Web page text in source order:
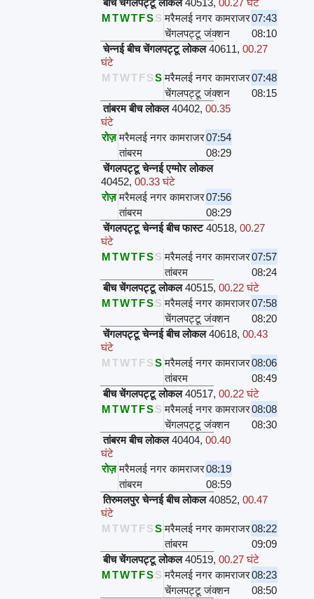
बीच चेंगलपट्टू लोकल 40513,00.27 घंटे
MTWTFSS मरैमलई नगर कामराजर07:43
चेंगलपट्टू जंक्शन
08:10
चेन्नई बीच चेंगलपट्टू लोकल 40611,00.27
घंटे
M TWTFSS मरैमलई नगर कामराजर07:48
चेंगलपट्टू जंक्शन
08:15
तांबरम बीच लोकल 40402,00.35
घंटे
रोज़ मरैमलई नगर कामराजर07:54
तांबरम
08:29
चेंगलपट्टू चेन्नई एग्मोर लोकल
40452,00.33 घंटे
रोज़ मरैमलई नगर कामराजर07:56
तांबरम
08:29
चेंगलपट्टू चेन्नई बीच फास्ट 40518,00.27
घंटे
MTWTFSS मरैमलई नगर कामराजर07:57
तांबरम
08:24
बीच चेंगलपट्टू लोकल 40515,00.22 घंटे
MTWTFSS मरैमलई नगर कामराजर07:58
चेंगलपट्टू जंक्शन
08:20
चेंगलपट्टू चेन्नई बीच लोकल 40618,00.43
घंटे
M TWTFSS मरैमलई नगर कामराजर08:06
तांबरम
08:49
बीच चेंगलपट्टू लोकल 40517,00.22 घंटे
MTWTFSS मरैमलई नगर कामराजर08:08
चेंगलपट्टू जंक्शन
08:30
तांबरम बीच लोकल 40404,00.40
घंटे
रोज़ मरैमलई नगर कामराजर08:19
तांबरम
08:59
तिरुमलपुर चेन्नई बीच लोकल 40852,00.47
घंटे
M TWTFSS मरैमलई नगर कामराजर08:22
तांबरम
09:09
बीच चेंगलपट्टू लोकल 40519,00.27 घंटे
MTWTFSS मरैमलई नगर कामराजर08:23
चेंगलपट्टू जंक्शन
08:50